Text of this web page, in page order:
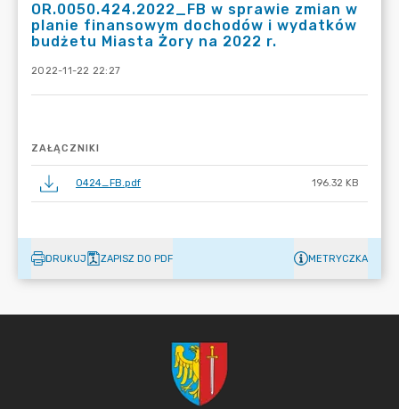
OR.0050.424.2022_FB w sprawie zmian w
planie finansowym dochodów i wydatków
budżetu Miasta Żory na 2022 r.
2022-11-22 22:27
ZAŁĄCZNIKI
0424_FB.pdf 196.32 KB
DRUKUJ ZAPISZ DO PDF METRYCZKA